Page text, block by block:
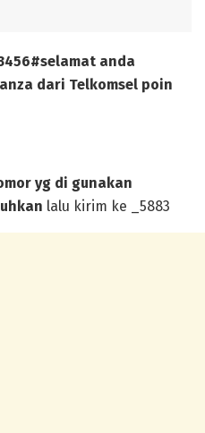
anda
dari Telkomsel poin
yg di gunakan
lalu kirim ke _5883